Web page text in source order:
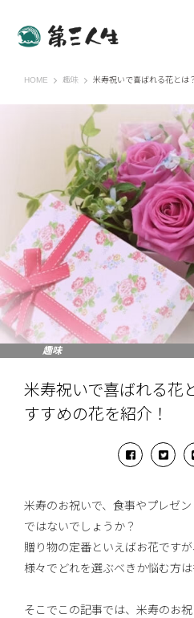
HOME 第三人生 〜寄り道の歩き方〜
趣味 米寿祝いで喜ばれる花とは
趣味
米寿祝いで喜ばれる花
すすめの花を紹介！
米寿のお祝いで、食事やプレゼ
ではないでしょうか？
贈り物の定番といえばお花です
様々でどれを選ぶべきか悩む方は
そこでこの記事では、米寿のお